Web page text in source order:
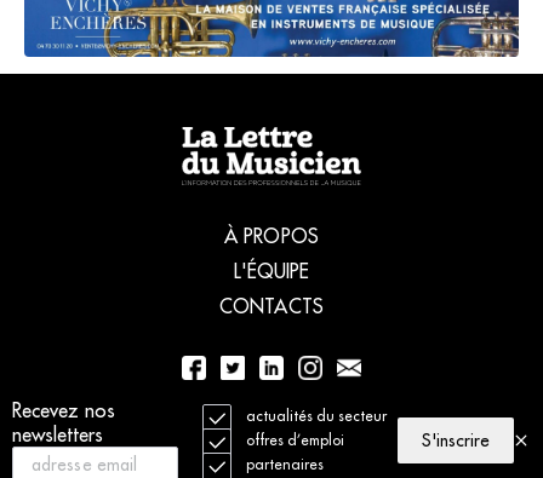
Recevez nos
newsletters
actualités du secteur
offres d’emploi
partenaires
S'inscrire
À PROPOS
L'ÉQUIPE
CONTACTS
01 56 77 04 00